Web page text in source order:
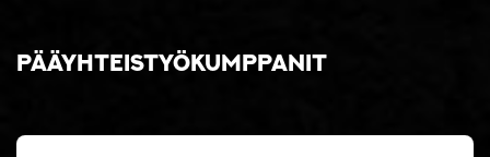
Pääyhteistyökumppanit